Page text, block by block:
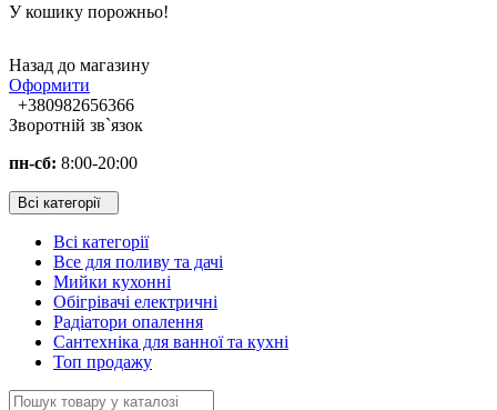
У кошику порожньо!
Назад до магазину
Оформити
+380982656366
Зворотній зв`язок
пн-сб: 8:00-20:00
Всі категорії
Всі категорії
Все для поливу та дачі
Мийки кухонні
Обігрівачі електричні
Радіатори опалення
Сантехніка для ванної та кухні
Топ продажу